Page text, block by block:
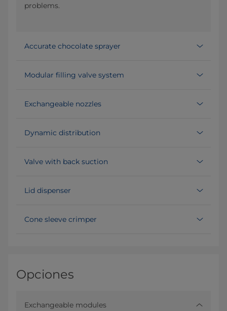
problems.
Accurate chocolate sprayer
Modular filling valve system
Exchangeable nozzles
Dynamic distribution
Valve with back suction
Lid dispenser
Cone sleeve crimper
Opciones
Exchangeable modules